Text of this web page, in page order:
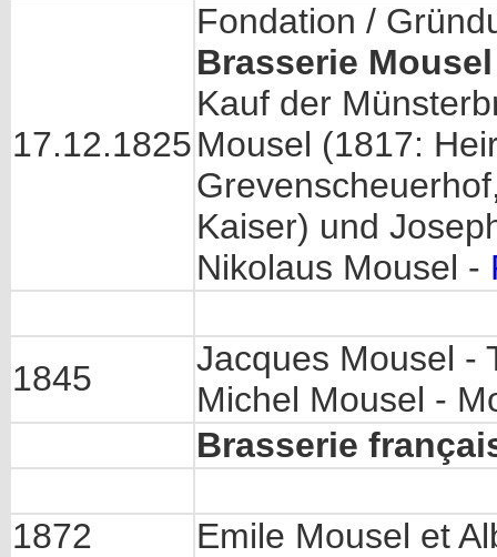
17.12.1825
Fondation /
Brasserie
Kauf der
Mousel (1817:
Kaiser) und
Nikolaus Mousel -
1845
Jacques Mousel -
Michel Mousel -
Brasserie
1872
Emile Mousel et